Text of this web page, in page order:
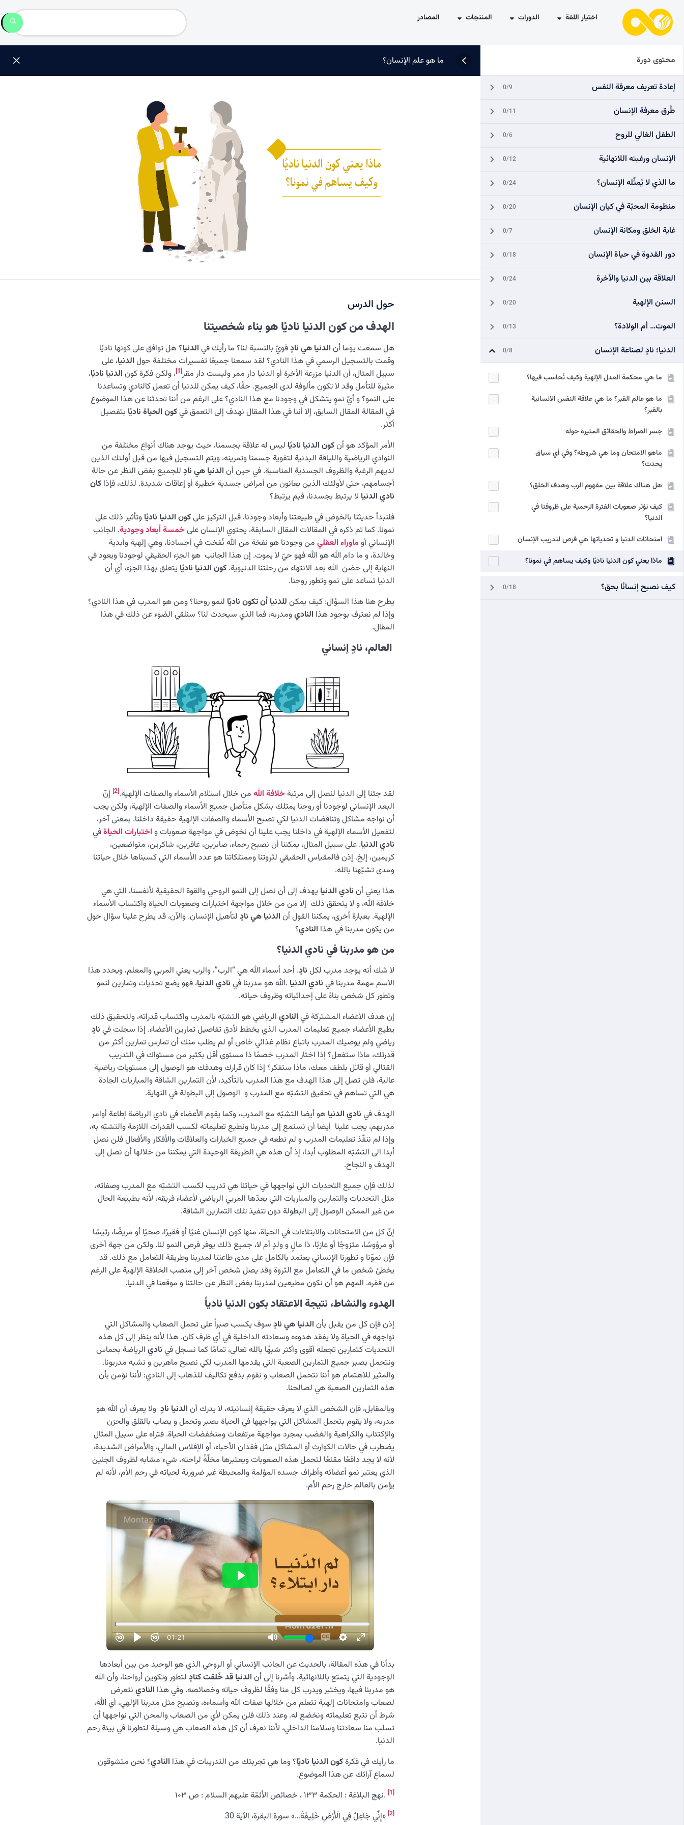
اختيار اللغة الدورات المنتجات المصادر
محتوى دورة
إعادة تعريف معرفة النفس 0/9
طُرق معرفة الإنسان 0/11
الطفل الغالي للروح 0/6
الإنسان ورغبته اللانهائية 0/12
ما الذي لا يُمثّله الإنسان؟ 0/24
منظومة المحبّة في كيان الإنسان 0/20
غاية الخلق ومكانة الإنسان 0/7
دور القدوة في حياة الإنسان 0/18
العلاقة بين الدنيا والآخرة 0/24
السنن الإلهية 0/20
الموت… أم الولادة؟ 0/13
الدنيا؛ نادٍ لصناعة الإنسان 0/8
ما هي محكمة العدل الإلهية وكيف نُحاسب فيها؟
ما هو عالم القبر؟ ما هي علاقة النفس الانسانية
بالقبر؟
جسر الصراط والحقائق المثيرة حوله
ماهو الامتحان وما هي شروطه؟ وفي أي سياق
يحدث؟
هل هناك علاقة بين مفهوم الرب وهدف الخلق؟
كيف تؤثر صعوبات الفترة الرحمية على ظروفنا في
الدنيا؟
امتحانات الدنيا و تحدياتها هي فرص لتدريب الإنسان
ماذا يعني كون الدنيا ناديًا وكيف يساهم في نمونا؟
كيف نصبح إنسانًا بحق؟ 0/18
ما هو علم الإنسان؟
حول الدرس
الهدف من كون الدنيا ناديًا هو بناء شخصيتنا
هل سمعت يوما أن الدنيا هي نادٍقويّ بالنسبة لنا؟ ما رأيك في الدنيا؟ هل توافق على كونها ناديًا
وقمت بالتسجيل الرسمي في هذا النادي؟ لقد سمعنا جميعًا تفسيرات مختلفة حول الدنيا، على
سبيل المثال، أن الدنيا مزرعة الآخرة أو الدنيا دار ممر وليست دار مقر[1] ، ولكن فكرة كون الدنيا ناديًا،
مثيرة للتأمل وقد لا تكون مألوفة لدى الجميع. حقًا، كيف يمكن للدنيا أن تعمل كالنادي وتساعدنا
على النمو؟ و أيّ نموٍ يتشكل في وجودنا مع هذا النادي؟ على الرغم من أننا تحدثنا عن هذا الموضوع
في المقالة المقال السابق، إلا أننا في هذا المقال نهدف إلى التعمق فيكون الحياة ناديًا بتفصيل
أكثر.
الأمر المؤكد هو أنكون الدنيا ناديًا ليس له علاقة بجسمنا، حيث يوجد هناك أنواع مختلفة من
النوادي الرياضية واللياقة البدنية لتقوية جسمنا وتمرينه، ويتم التسجيل فيها من قبل أولئك الذين
لديهم الرغبة والظروف الجسدية المناسبة. في حين أن الدنيا هي نادٍ للجميع بغض النظر عن حالة
أجسامهم، حتى لأولئك الذين يعانون من أمراض جسدية خطيرة أو إعاقات شديدة. لذلك، فإذاكان
نادي الدنيا لا يرتبط بجسدنا، فبم يرتبط؟
فلنبدأ حديثنا بالخوض في طبيعتنا وأبعاد وجودنا، قبل التركيز علىكون الدنيا ناديًا وتأثير ذلك على
نمونا. كما تم ذكره في المقالات المقال السابقة، يحتوي الإنسان علىخمسة أبعاد وجودية. الجانب
الإنساني أو ماوراء العقلي من وجودنا هو نفخة من الله نُفخت في أجسادنا، وهي إلهية وأبدية
وخالدة، و ما دام الله هو الله فهو حيّ لا يموت. إن هذا الجانب هو الجزء الحقيقي لوجودنا ويعود في
النهاية إلى حضن الله بعد الانتهاء من رحلتنا الدنيوية.كون الدنيا ناديًا يتعلق بهذا الجزء، أي أن
الدنيا تساعد على نمو وتطور روحنا.
يطرح هنا هذا السؤال: كيف يمكن للدنيا أن تكون ناديًا لنمو روحنا؟ ومن هو المدرب في هذا النادي؟
وإذا لم نعترف بوجود هذا الناديومدربه، فما الذي سيحدث لنا؟ سنلقي الضوء عن ذلك في هذا
المقال.
العالم، نادٍ إنساني
لقد جئنا إلى الدنيا لنصل إلى مرتبةخلافة الله من خلال استلام الأسماء والصفات الإلهية.[2]
إنّ
البعد الإنساني لوجودنا أو روحنا يمتلك بشكل متأصل جميع الأسماء والصفات الإلهية، ولكن يجب
أن نواجه مشاكل وتناقضات الدنيا لكي تصبح الأسماء والصفات الإلهية حقيقة داخلنا. بمعنى آخر،
لتفعيل الأسماء الإلهية في داخلنا يجب علينا أن نخوض في مواجهة صعوبات و اختبارات الحياةفي
نادي الدنيا. على سبيل المثال، يمكننا أن نصبح رحماء، صابرين، غافرين، شاكرين، متواضعين،
كريمين، إلخ. إذن فالمقياس الحقيقي لثروتنا وممتلكاتنا هو عدد الأسماء التي كسبناها خلال حياتنا
ومدى تشبّهنا بالله.
هذا يعني أن نادي الدنيا يهدف إلى أن نصل إلى النمو الروحي والقوة الحقيقية لأنفسنا، التي هي
خلافة الله، و لا يتحقق ذلك إلا من من خلال مواجهة اختبارات وصعوبات الحياة واكتساب الأسماء
الإلهية. بعبارة أخرى، يمكننا القول أن الدنيا هي نادٍ لتأهيل الإنسان. والآن، قد يطرح علينا سؤال حول
من يكون مدربنا في هذا النادي؟
من هو مدربنا في نادي الدنيا؟
لا شك أنه يوجد مدرب لكل نادٍ. أحد أسماء الله هي “الرب”، والرب يعني المربي والمعلم، ويحدد هذا
الاسم مهمة مدربنا في نادي الدنيا .الله هو مدربنا في نادي الدنيا، فهو يضع تحديات وتمارين لنمو
وتطور كل شخص بناءً على إحداثياته وظروف حياته.
إن هدف الأعضاء المشتركة في النادي الرياضي هو التشبّه بالمدرب واكتساب قدراته، ولتحقيق ذلك
يطيع الأعضاء جميع تعليمات المدرب الذي يخطط لأدق تفاصيل تمارين الأعضاء. إذا سجلت في نادٍ
رياضي ولم يوصيك المدرب باتباع نظام غذائي خاص أو لم يطلب منك أن تمارس تمارين أكثر من
قدرتك، ماذا ستفعل؟ إذا اختار المدرب خصمًا ذا مستوى أقل بكثير من مستواك في التدريب
القتالي أو قاتل بلطف معك، ماذا ستفكر؟ إذا كان قرارك وهدفك هو الوصول إلى مستويات رياضية
عالية، فلن تصل إلى هذا الهدف مع هذا المدرب بالتأكيد، لأن التمارين الشاقة والمباريات الجادة
هي التي تساهم في تحقيق التشبّه مع المدرب و الوصول إلى البطولة في النهاية.
الهدف في نادي الدنيا هو أيضا التشبّه مع المدرب، وكما يقوم الأعضاء في نادي الرياضة إطاعة أوامر
مدربهم، يجب علينا أيضا أن نستمع إلى مدربنا ونطيع تعليماته لكسب القدرات اللازمة والتشبّه به،
وإذا لم ننفّذ تعليمات المدرب و لم نطعه في جميع الخيارات والعلاقات والأفكار والأفعال فلن نصل
أبدا الى التشبّه المطلوب أبدا، إذ أن هذه هي الطريقة الوحيدة التي يمكننا من خلالها أن نصل إلى
الهدف و النجاح.
لذلك فإن جميع التحديات التي نواجهها في حياتنا هي تدريب لكسب التشبّه مع المدرب وصفاته،
مثل التحديات والتمارين والمباريات التي يعدّها المربي الرياضي لأعضاء فريقه، لأنه بطبيعة الحال
من غير الممكن الوصول إلى البطولة دون تنفيذ تلك التمارين الشاقة.
إنّ كل من الامتحانات والابتلاءات في الحياة، منها كون الإنسان غنيًا أو فقيرًا، صحيًا أو مريضًا، رئيسًا
أو مرؤوسًا، متزوجًا أو عازبًا، ذا مالٍ و ولدٍ أم لا، جميع ذلك يوفر فرص النمو لنا. ولكن من جهة أخرى
فإن نموّنا و تطورنا الإنساني يعتمد بالكامل على مدى طاعتنا لمدربنا وطريقة التعامل مع ذلك. قد
يخطئ شخص ما في التعامل مع الثروة وقد يصل شخص آخر إلى منصب الخلافة الإلهية على الرغم
من فقره. المهم هو أن نكون مطيعين لمدربنا بغض النظر عن حالتنا و موقعنا في الدنيا.
الهدوء والنشاط، نتيجة الاعتقاد بكون الدنيا نادياً
إذن فإن كل من يقبل بأن الدنيا هي نادٍ سوف يكسب صبراً على تحمل الصعاب والمشاكل التي
تواجهه في الحياة ولا يفقد هدوءه وسعادته الداخلية في أي ظرف كان. هذا لأنه ينظر إلى كل هذه
التحديات كتمارين تجعله أقوى وأكثر شبهًا بالله تعالى، تمامًا كما نسجل في نادي الرياضة بحماس
ونتحمل بصبر جميع التمارين الصعبة التي يقدمها المدرب لكي نصبح ماهرين و نشبه مدربونا.
والمثير للاهتمام هو أننا نتحمل الصعاب و نقوم بدفع تكاليف للذهاب إلى النادي: لأننا نؤمن بأن
هذه التمارين الصعبة هي لصالحنا.
وبالمقابل، فإن الشخص الذي لا يعرف حقيقة إنسانيته، لا يدرك أن الدنيا نادٍ ولا يعرف أن الله هو
مدربه، ولا يقوم بتحمل المشاكل التي يواجهها في الحياة بصبر وتحمل و يصاب بالقلق والحزن
والإكتئاب والكراهية والغضب بمجرد مواجهة مرتفعات ومنخفضات الحياة. فتراه على سبيل المثال
يضطرب في حالات الكوارث أو المشاكل مثل فقدان الأحباء، أو الإفلاس المالي، والأمراض الشديدة،
لأنه لا يجد دافعًا مقنعًا لتحمل هذه الصعوبات ويعتبرها مخلّةً لراحته، شيء مشابه لظروف الجنين
الذي يعتبر نمو أعضائه وأطراف جسده المؤلمة والمحبطة غير ضرورية لحياته في رحم الأم، لأنه لم
يؤمن بالعالم خارج رحم الأم.
بدأنا في هذه المقالة، بالحديث عن الجانب الإنساني أو الروحي الذي هو الوحيد من بين أبعادها
الوجودية التي يتمتع باللانهائية، وأشرنا إلى أن الدنيا قد خُلقت كنادٍ لتطور وتكوين أرواحنا، وأن الله
هو مدربنا فيها، ويختبر ويدرب كل منا وفقًا لظروف حياته وخصائصه. وفي هذا النادي نتعرض
لصعاب وامتحانات إلهية نتعلم من خلالها صفات الله وأسماءه، ونصبح مثل مدربنا الإلهي، أي الله،
شرط أن نتبع تعليماته ونخضع له. وعند ذلك فلن يمكن لأي من الصعاب والمحن التي نواجهها أن
تسلب منا سعادتنا وسلامنا الداخلي، لأننا نعرف أن كل هذه الصعاب هي وسيلة لتطورنا في بيئة رحم
الدنيا.
ما رأيك في فكرةكون الدنيا ناديًا؟ وما هي تجربتك من التدريبات في هذا النادي؟ نحن متشوقون
لسماع آرائك عن هذا الموضوع.
[1] .نهج البلاغة : الحكمة ۱۳۳ ، خصائص الأئمّة عليهم السلام : ص ۱۰۳
[2] «إِنِّي جَاعِلٌ فِي الْأَرْضِ خَلِيفَةً…» سورة البقرة، الآية 30